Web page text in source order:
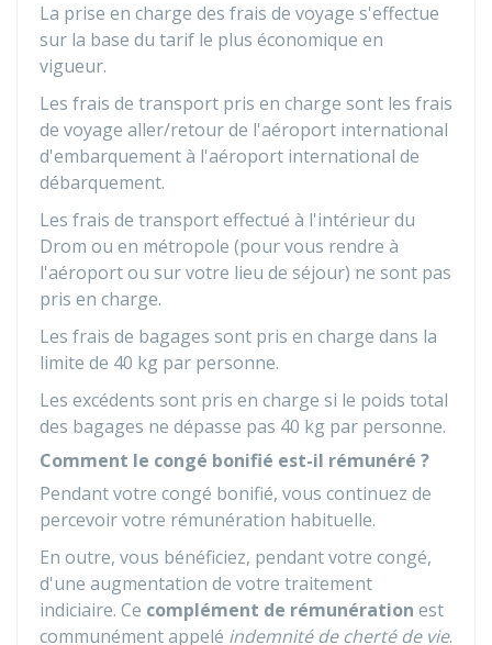
La prise en charge des frais de voyage s'effectue
sur la base du tarif le plus économique en
vigueur.
Les frais de transport pris en charge sont les frais
de voyage aller/retour de l'aéroport international
d'embarquement à l'aéroport international de
débarquement.
Les frais de transport effectué à l'intérieur du
Drom ou en métropole (pour vous rendre à
l'aéroport ou sur votre lieu de séjour) ne sont pas
pris en charge.
Les frais de bagages sont pris en charge dans la
limite de 40 kg par personne.
Les excédents sont pris en charge si le poids total
des bagages ne dépasse pas 40 kg par personne.
Comment le congé bonifié est-il rémunéré ?
Pendant votre congé bonifié, vous continuez de
percevoir votre rémunération habituelle.
En outre, vous bénéficiez, pendant votre congé,
d'une augmentation de votre traitement
indiciaire. Ce complément de rémunération est
communément appelé indemnité de cherté de vie.